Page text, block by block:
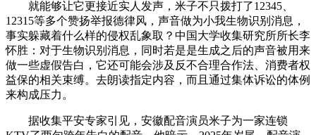
就能够让它更接近实人发声，米子不只拨打了12345、
12315等多个赞扬举报德律风，声音做为小我生物识别消息，
事实躲藏着什么样的侵权乱象取？中国大学收集研究所所长李
怀胜：对于生物识别消息，同时若是是生成之后的声音被用来
做一些虚假告白，它还可能会涉及反不合理合作法、消费者权
益保的相关束缚。去朗读指定内容，而且通过集体诉讼的体例
来构成压力。
据收集平安专家引见，安徽配音演员米子为一家连锁